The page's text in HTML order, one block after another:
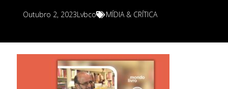
Outubro 2, 2023Lvbco MÍDIA & CRÍTICA